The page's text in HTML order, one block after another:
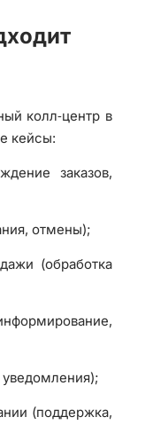
колл‑центр в
кейсы:
заказов,
отмены);
(обработка
уведомления);
(поддержка,